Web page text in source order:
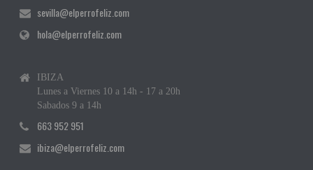
sevilla@elperrofeliz.com
hola@elperrofeliz.com
IBIZA
Lunes a Viernes 10 a 14h - 17 a 20h
Sabados 9 a 14h
663 952 951
ibiza@elperrofeliz.com